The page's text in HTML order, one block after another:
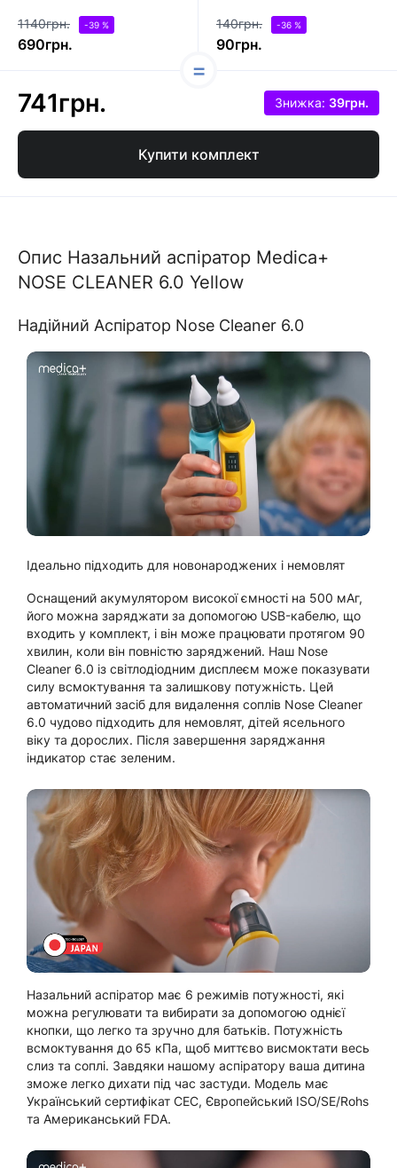
1140грн. -39 %
690грн.
140грн. -36 %
90грн.
741грн. Знижка: 39грн.
Купити комплект
Опис Назальний аспіратор Medica+
NOSE CLEANER 6.0 Yellow
Надійний Аспіратор Nose Cleaner 6.0
Ідеально підходить для новонароджених і немовлят
Оснащений акумулятором високої ємності на 500 мАг,
його можна заряджати за допомогою USB-кабелю, що
входить у комплект, і він може працювати протягом 90
хвилин, коли він повністю заряджений. Наш Nose
Cleaner 6.0 із світлодіодним дисплеєм може показувати
силу всмоктування та залишкову потужність. Цей
автоматичний засіб для видалення соплів Nose Cleaner
6.0 чудово підходить для немовлят, дітей ясельного
віку та дорослих. Після завершення заряджання
індикатор стає зеленим.
Назальний аспіратор має 6 режимів потужності, які
можна регулювати та вибирати за допомогою однієї
кнопки, що легко та зручно для батьків. Потужність
всмоктування до 65 кПа, щоб миттєво висмоктати весь
слиз та соплі. Завдяки нашому аспіратору ваша дитина
зможе легко дихати під час застуди. Модель має
Український сертифікат СЕС, Європейський ISO/SE/Rohs
та Американський FDA.